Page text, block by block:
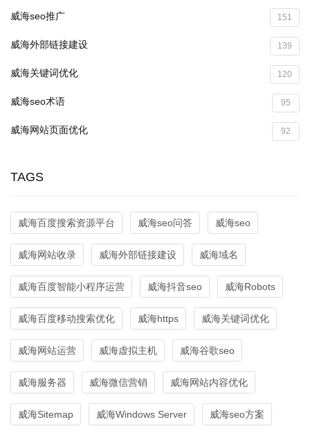
威海seo推广 151
威海外部链接建设 139
威海关键词优化 120
威海seo术语 95
威海网站页面优化 92
TAGS
威海百度搜索资源平台 威海seo问答 威海seo
威海网站收录 威海外部链接建设 威海域名
威海百度智能小程序运营 威海抖音seo 威海Robots
威海百度移动搜索优化 威海https 威海关键词优化
威海网站运营 威海虚拟主机 威海谷歌seo
威海服务器 威海微信营销 威海网站内容优化
威海Sitemap 威海Windows Server 威海seo方案